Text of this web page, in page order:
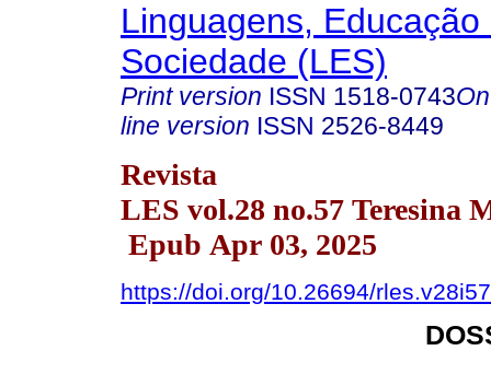
Linguagens, Educação
Sociedade (LES)
Print version ISSN 1518-0743
line version ISSN 2526-8449
Revista
LES vol.28 no.57 Teresina
Epub Apr 03, 2025
https://doi.org/10.26694/